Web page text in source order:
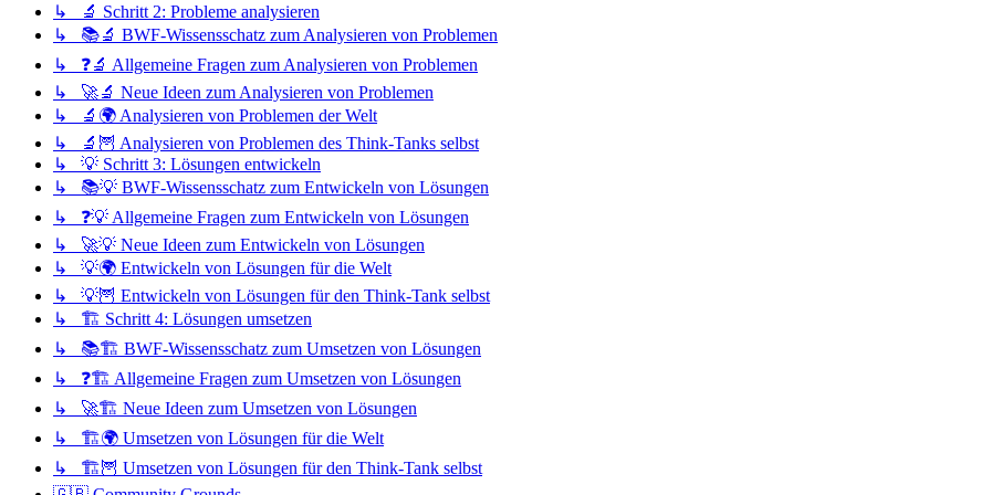
↳ 🔬 Schritt 2: Probleme analysieren
↳ 📚🔬 BWF-Wissensschatz zum Analysieren von Problemen
↳ ❓🔬 Allgemeine Fragen zum Analysieren von Problemen
↳ 🚀🔬 Neue Ideen zum Analysieren von Problemen
↳ 🔬🌍 Analysieren von Problemen der Welt
↳ 🔬🦉 Analysieren von Problemen des Think-Tanks selbst
↳ 💡 Schritt 3: Lösungen entwickeln
↳ 📚💡 BWF-Wissensschatz zum Entwickeln von Lösungen
↳ ❓💡 Allgemeine Fragen zum Entwickeln von Lösungen
↳ 🚀💡 Neue Ideen zum Entwickeln von Lösungen
↳ 💡🌍 Entwickeln von Lösungen für die Welt
↳ 💡🦉 Entwickeln von Lösungen für den Think-Tank selbst
↳ 🏗️ Schritt 4: Lösungen umsetzen
↳ 📚🏗️ BWF-Wissensschatz zum Umsetzen von Lösungen
↳ ❓🏗️ Allgemeine Fragen zum Umsetzen von Lösungen
↳ 🚀🏗️ Neue Ideen zum Umsetzen von Lösungen
↳ 🏗️🌍 Umsetzen von Lösungen für die Welt
↳ 🏗️🦉 Umsetzen von Lösungen für den Think-Tank selbst